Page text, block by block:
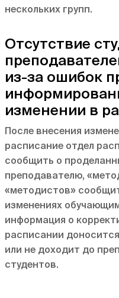
нескольких групп.
Отсутствие
из-за ошибок
изменении в
После внесения
расписание отдел
сообщить о
преподавателю,
«методистов»
изменениях
информация о
расписании
или не доходит до
студентов.